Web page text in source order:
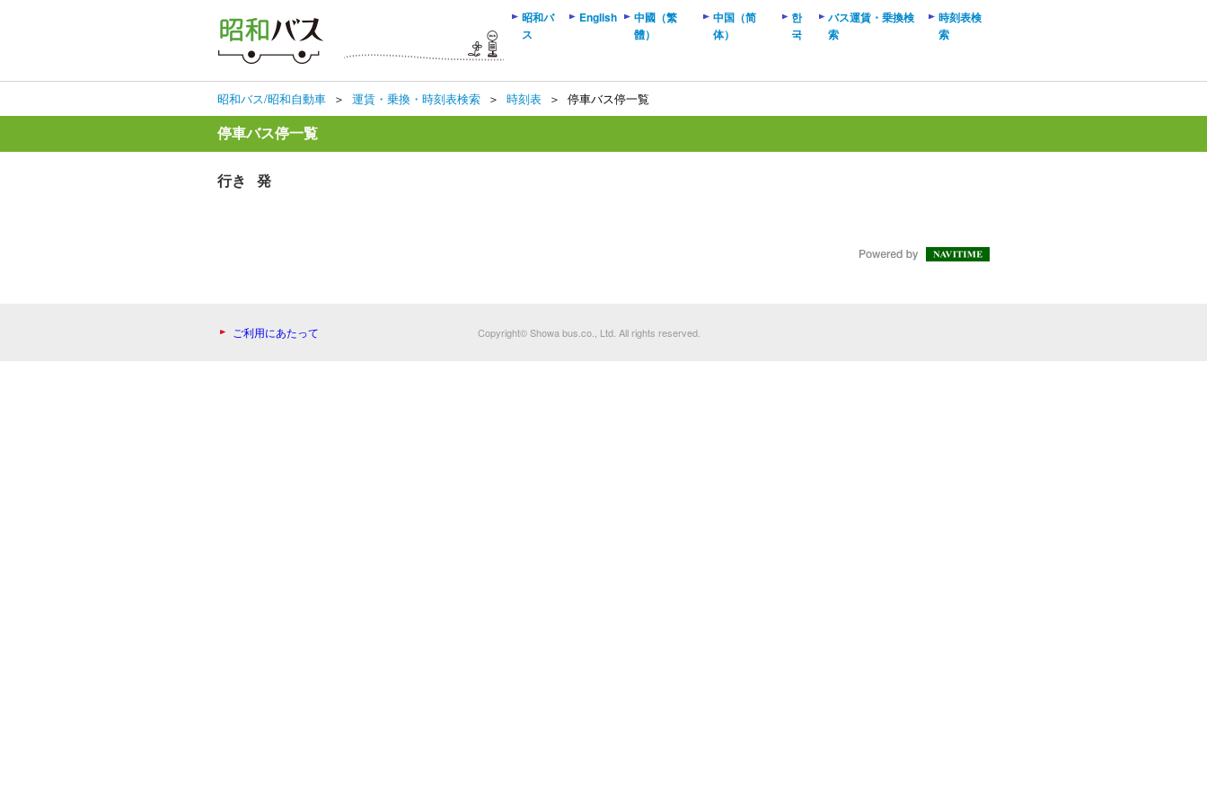
昭和バス/昭和自動車 ＞ 運賃・乗換・時刻表検索 ＞ 時刻表 ＞ 停車バス停一覧
停車バス停一覧
行き 発
昭和バ
ス
English
中國（繁
體）
中国（简
体）
한
국
バス運賃・乗換検
索
時刻表検
索
ご利用にあたって Copyright© Showa bus.co., Ltd. All rights reserved.